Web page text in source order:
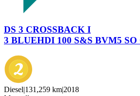
DS 3 CROSSBACK I
3 BLUEHDI 100 S&S BVM5 SO
Diesel|131,259 km|2018